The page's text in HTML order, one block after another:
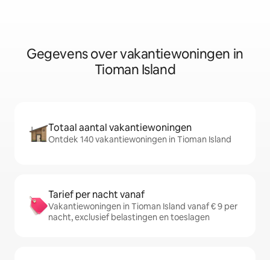
Gegevens over vakantiewoningen in
Tioman Island
Totaal aantal vakantiewoningen
Ontdek 140 vakantiewoningen in Tioman Island
Tarief per nacht vanaf
Vakantiewoningen in Tioman Island vanaf € 9 per
nacht, exclusief belastingen en toeslagen